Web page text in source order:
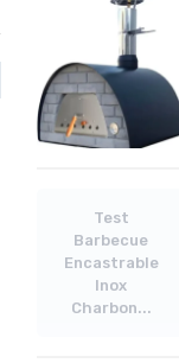
Test
Barbecue
Encastrable
Inox
Charbon...